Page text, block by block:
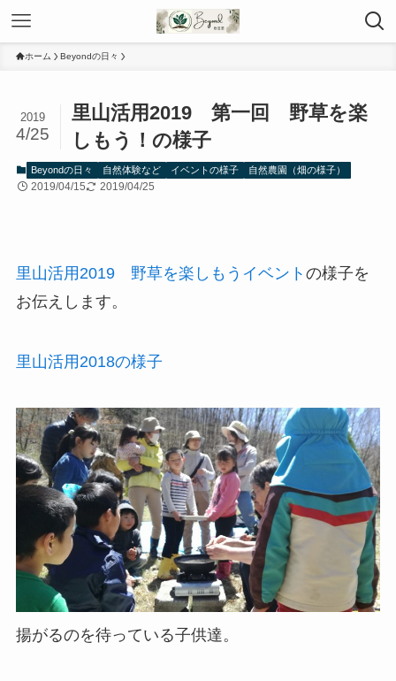
ホーム Beyondの日々
里山活用2019 第一回 野草を楽
しもう！の様子
2019
4/25
Beyondの日々 自然体験など イベントの様子 自然農園（畑の様子）
2019/04/15 2019/04/25
里山活用2019 野草を楽しもうイベント の様子を
お伝えします。
里山活用2018の様子
揚がるのを待っている子供達。